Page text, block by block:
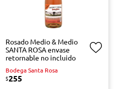
Rosado Medio & Medio
SANTA ROSA envase
retornable no incluido
Bodega Santa Rosa
$255